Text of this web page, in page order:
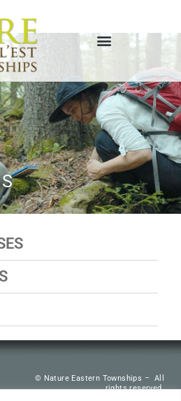
© Nature Eastern Townships – All
rights reserved.